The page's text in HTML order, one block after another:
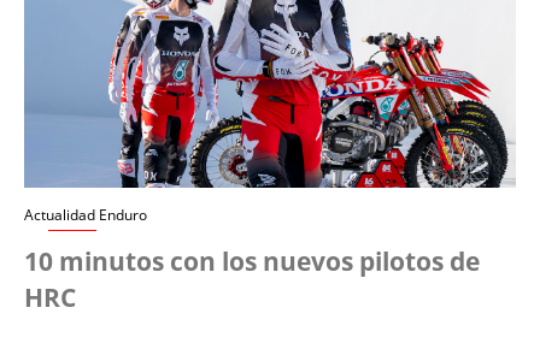
Actualidad Enduro
10 minutos con los nuevos pilotos de
HRC